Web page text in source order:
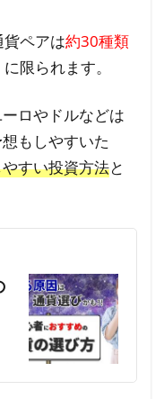
貨ペアは約30種類
限られます。
ロやドルなどは
もしやすいた
すい投資方法と